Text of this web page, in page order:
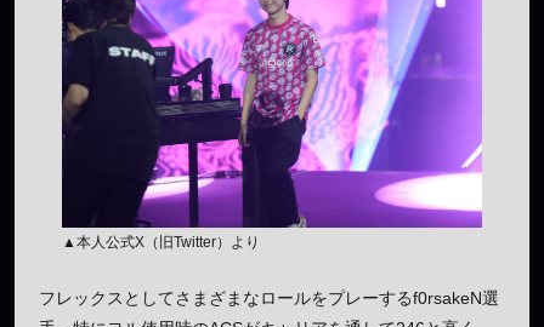
▲本人公式X（旧Twitter）より
フレックスとしてさまざまなロールをプレーするf0rsakeN選